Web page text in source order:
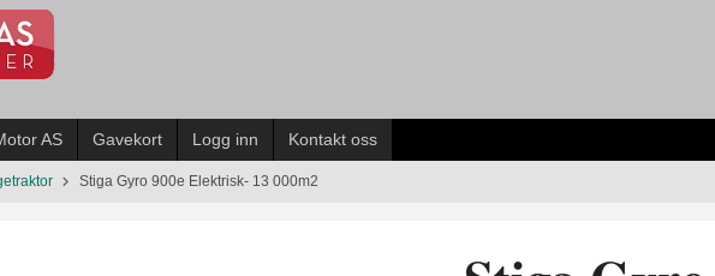
AS Gavekort Logg inn Kontakt oss
Stiga Gyro 900e Elektrisk- 13 000m2